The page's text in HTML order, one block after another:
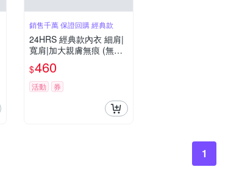
銷售千萬 保證回購 經典款
24HRS 經典款內衣 細肩|
寬肩|加大親膚無痕 (無鋼
圈內衣 女內衣 女內著 )
$460
活動 券
1